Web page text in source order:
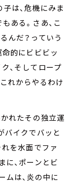
は、危機にみま
ある。さあ、こ
んだ？っていう
命的にビビビッ
、そしてロープ
れからやるわけ
かれたその独立運
バイクでバッと
れを水面でファ
に、ポーンとビ
ムは、炎の中に